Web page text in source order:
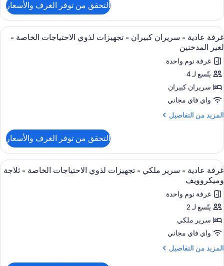
لذوي
الاحتياجات
الخاصة
-
بحوض
استحمام
غرفة
عادية
-
سرير
كبير
تجهيزات
لذوي
الاحتياجات
الخاصة
بحوض
التحقق من توفر الغرف والأسعار
استعراض
جميع
صور
غرفة
عادية
-
سريران
كبيران
لذوي
الاحتياجات
الخاصة
-
لغير
المدخنين
ملاءات للفراش لا تسبب الحساسية
10
غرفة عادية - سريران كبيران - تجهيزات لذوي الاحتياجات الخاصة -
لغير المدخنين
غرفة نوم واحدة
يتّسع لـ 4
سريران كبيران
واي فاي مجاني
المزيد من التفاصيل
المزيد
غرفة
عادية
-
سريران
كبيران
تجهيزات
لذوي
الاحتياجات
الخاصة
لغير
التحقق من توفر الغرف والأسعار
استعراض
جميع
صور
غرفة
عادية
-
سرير
ملكي
ملاءات للفراش لا تسبب الحساسية
9
غرفة عادية - سرير ملكي - تجهيزات لذوي الاحتياجات الخاصة - ثلاجة
وميكروويف
غرفة نوم واحدة
يتّسع لـ 2
سرير ملكي
واي فاي مجاني
المزيد من التفاصيل
المزيد